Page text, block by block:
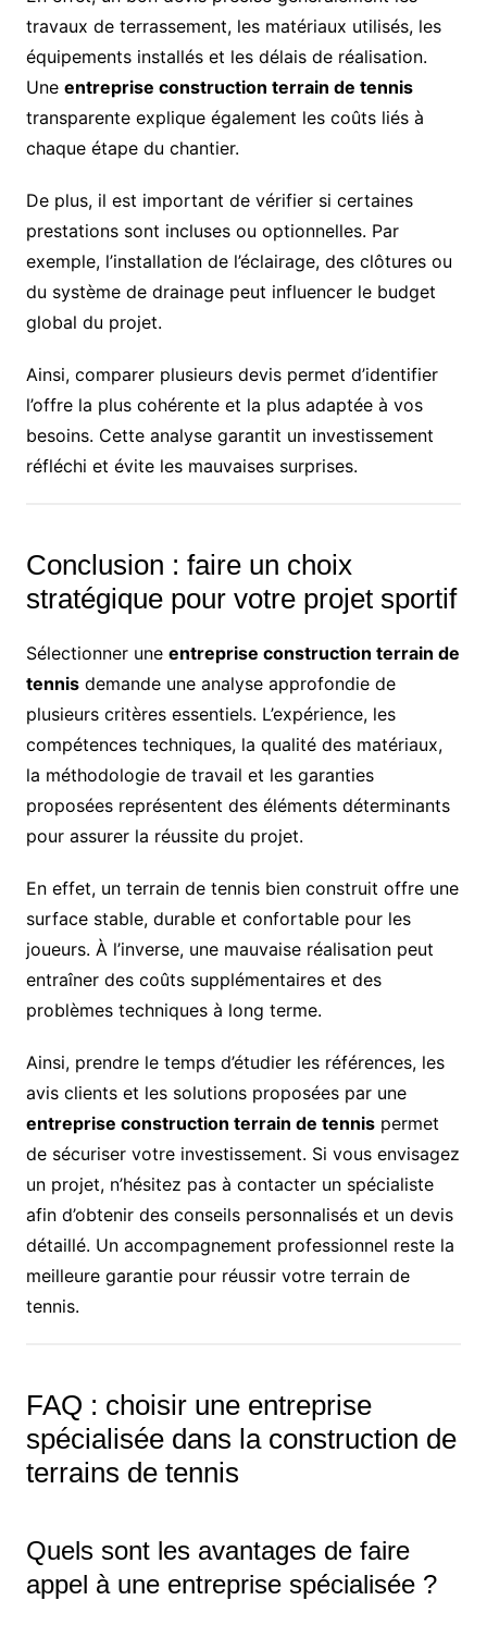
travaux de terrassement, les matériaux utilisés, les
équipements installés et les délais de réalisation.
Une entreprise construction terrain de tennis
transparente explique également les coûts liés à
chaque étape du chantier.
De plus, il est important de vérifier si certaines
prestations sont incluses ou optionnelles. Par
exemple, l’installation de l’éclairage, des clôtures ou
du système de drainage peut influencer le budget
global du projet.
Ainsi, comparer plusieurs devis permet d’identifier
l’offre la plus cohérente et la plus adaptée à vos
besoins. Cette analyse garantit un investissement
réfléchi et évite les mauvaises surprises.
Conclusion : faire un choix
stratégique pour votre projet sportif
Sélectionner une entreprise construction terrain de
tennisdemande une analyse approfondie de
plusieurs critères essentiels. L’expérience, les
compétences techniques, la qualité des matériaux,
la méthodologie de travail et les garanties
proposées représentent des éléments déterminants
pour assurer la réussite du projet.
En effet, un terrain de tennis bien construit offre une
surface stable, durable et confortable pour les
joueurs. À l’inverse, une mauvaise réalisation peut
entraîner des coûts supplémentaires et des
problèmes techniques à long terme.
Ainsi, prendre le temps d’étudier les références, les
avis clients et les solutions proposées par une
entreprise construction terrain de tennispermet
de sécuriser votre investissement. Si vous envisagez
un projet, n’hésitez pas à contacter un spécialiste
afin d’obtenir des conseils personnalisés et un devis
détaillé. Un accompagnement professionnel reste la
meilleure garantie pour réussir votre terrain de
tennis.
FAQ : choisir une entreprise
spécialisée dans la construction de
terrains de tennis
Quels sont les avantages de faire
appel à une entreprise spécialisée ?